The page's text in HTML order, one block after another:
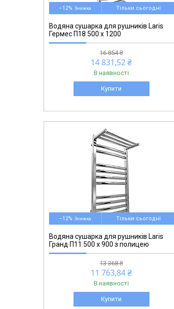
–12% Тільки сьогодні
Водяна сушарка для рушників Laris
Гермес П18 500 х 1200
16 854 ₴
14 831,52 ₴
В наявності
Купити
–12% Тільки сьогодні
Водяна сушарка для рушників Laris
Гранд П11 500 х 900 з полицею
13 368 ₴
11 763,84 ₴
В наявності
Купити
71207604